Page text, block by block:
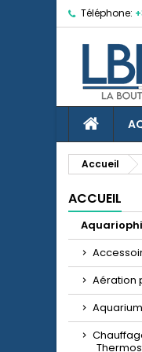
Téléphone:
Accueil
ACCUEIL
Aération
Aquarium